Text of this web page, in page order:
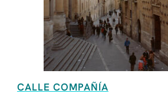
CALLE COMPAÑÍA